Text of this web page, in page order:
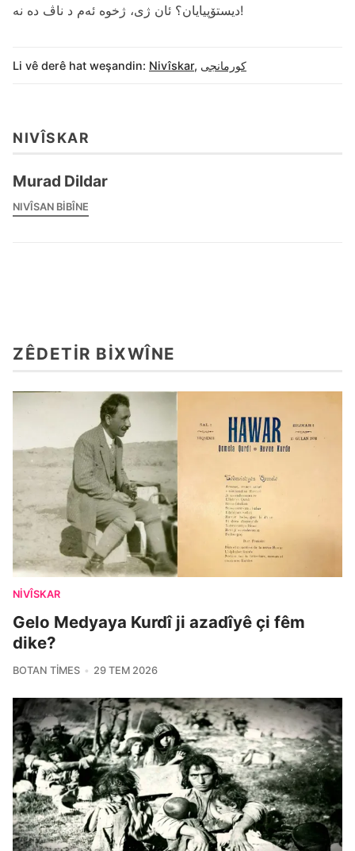
دیستۆپیایان؟ ئان ژی، ژخوه‌ ئه‌م د ناڤ ده‌ نه‌!
Li vê derê hat weşandin: Nivîskar, کورمانجی
NIVÎSKAR
Murad Dildar
NIVÎSAN BIBÎNE
ZÊDETIR BIXWÎNE
NIVÎSKAR
Gelo Medyaya Kurdî ji azadîyê çi fêm
dike?
BOTAN TIMES 29 TEM 2026